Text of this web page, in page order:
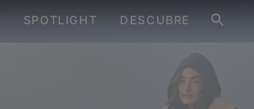
SPOTLIGHT DESCUBRE